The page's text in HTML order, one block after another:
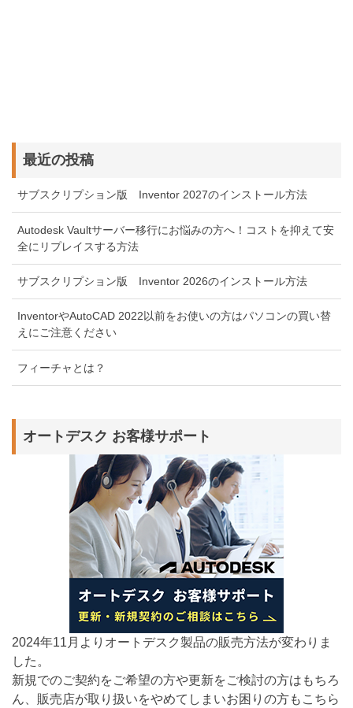
最近の投稿
サブスクリプション版 Inventor 2027のインストール方法
Autodesk Vaultサーバー移行にお悩みの方へ！コストを抑えて安
全にリプレイスする方法
サブスクリプション版 Inventor 2026のインストール方法
InventorやAutoCAD 2022以前をお使いの方はパソコンの買い替
えにご注意ください
フィーチャとは？
オートデスク お客様サポート
2024年11月よりオートデスク製品の販売方法が変わりま
した。
新規でのご契約をご希望の方や更新をご検討の方はもちろ
ん、販売店が取り扱いをやめてしまいお困りの方もこちら